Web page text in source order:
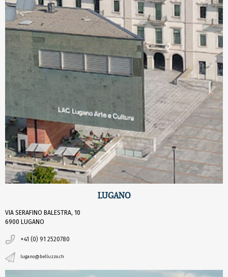
LUGANO
VIA SERAFINO BALESTRA, 10
6900 LUGANO
+41 (0) 91 2520780
lugano@belluzzo.ch